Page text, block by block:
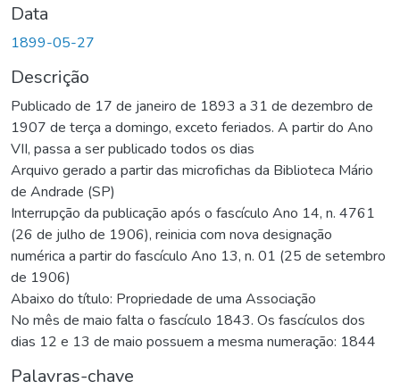
Data
1899-05-27
Descrição
Publicado de 17 de janeiro de 1893 a 31 de dezembro de
1907 de terça a domingo, exceto feriados. A partir do Ano
VII, passa a ser publicado todos os dias
Arquivo gerado a partir das microfichas da Biblioteca Mário
de Andrade (SP)
Interrupção da publicação após o fascículo Ano 14, n. 4761
(26 de julho de 1906), reinicia com nova designação
numérica a partir do fascículo Ano 13, n. 01 (25 de setembro
de 1906)
Abaixo do título: Propriedade de uma Associação
No mês de maio falta o fascículo 1843. Os fascículos dos
dias 12 e 13 de maio possuem a mesma numeração: 1844
Palavras-chave